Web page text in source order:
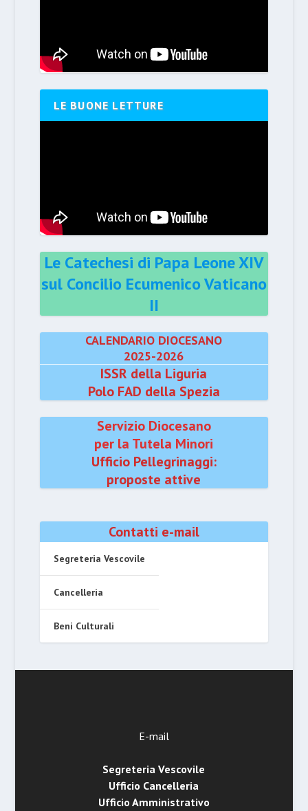
LE BUONE LETTURE
Le Catechesi di Papa Leone XIV
sul Concilio Ecumenico Vaticano
II
CALENDARIO DIOCESANO
2025-2026
ISSR della Liguria
Polo FAD della Spezia
Servizio Diocesano
per la Tutela Minori
Ufficio Pellegrinaggi:
proposte attive
Contatti e-mail
Segreteria Vescovile
Cancelleria
Beni Culturali
E-mail
Segreteria Vescovile
Ufficio Cancelleria
Ufficio Amministrativo